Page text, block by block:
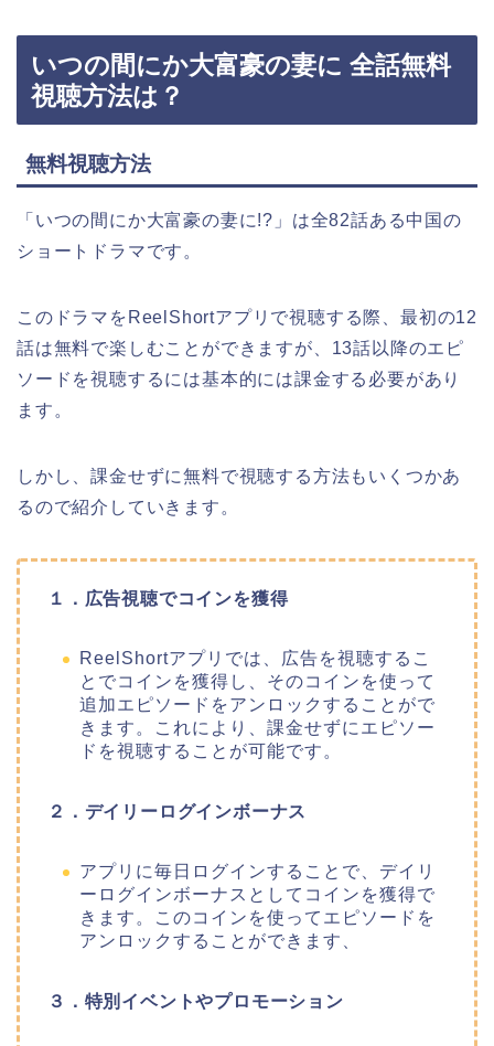
いつの間にか大富豪の妻に 全話無料
視聴方法は？
無料視聴方法
「いつの間にか大富豪の妻に!?」 は全82話ある中国の
ショートドラマです。
このドラマをReelShortアプリで視聴する際、最初の12
話は無料で楽しむことができますが、13話以降のエピ
ソードを視聴するには基本的には課金する必要があり
ます。
しかし、課金せずに無料で視聴する方法もいくつかあ
るので紹介していきます。
１．広告視聴でコインを獲得
ReelShortアプリでは、広告を視聴するこ
とでコインを獲得し、そのコインを使って
追加エピソードをアンロックすることがで
きます。これにより、課金せずにエピソー
ドを視聴することが可能です。
２．デイリーログインボーナス
アプリに毎日ログインすることで、デイリ
ーログインボーナスとしてコインを獲得で
きます。このコインを使ってエピソードを
アンロックすることができます、
３．特別イベントやプロモーション